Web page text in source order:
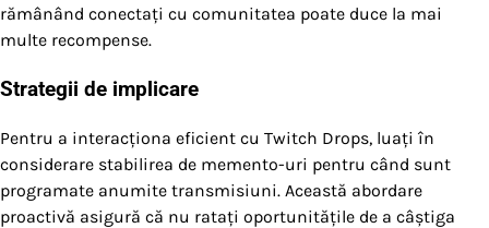
rămânând conectați cu comunitatea poate duce la mai
multe recompense.
Strategii de implicare
Pentru a interacționa eficient cu Twitch Drops, luați în
considerare stabilirea de memento-uri pentru când sunt
programate anumite transmisiuni. Această abordare
proactivă asigură că nu ratați oportunitățile de a câștiga